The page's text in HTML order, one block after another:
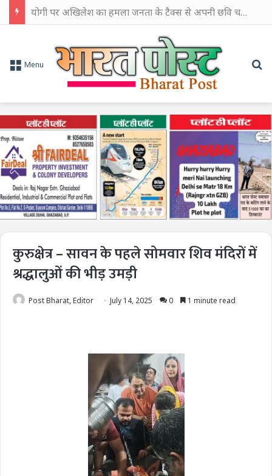
योगी पर अखिलेश का हमला जनता के टैक्स से अपनी छवि चमकाने में किया खर्च
Menu
कुरुक्षेत्र – सावन के पहले सोमवार शिव मंदिरों में
श्रद्धालुओं की भीड़ उमड़ी
Post Bharat, Editor July 14, 2025 0 1 minute read